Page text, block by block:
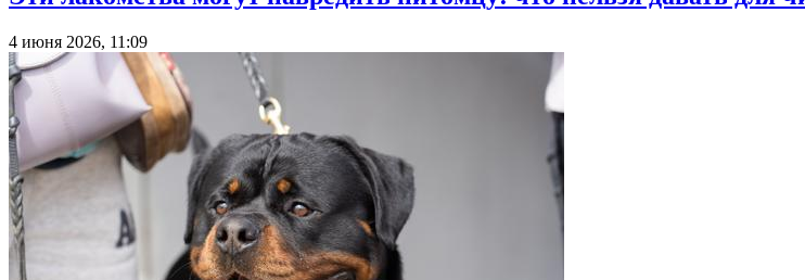
4 июня 2026, 11:09